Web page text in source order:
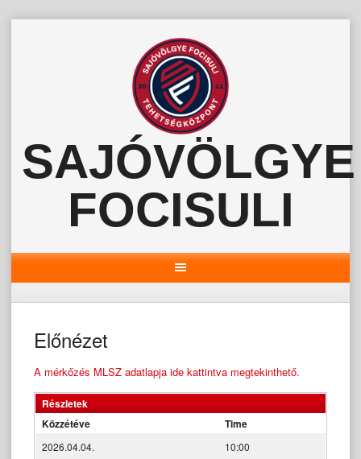
SAJÓVÖLGYE
FOCISULI
Előnézet
A mérkőzés MLSZ adatlapja ide kattintva megtekinthető.
Részletek
Közzétéve
Time
2026.04.04. 10:00